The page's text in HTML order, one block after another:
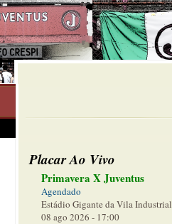
Placar Ao Vivo
Primavera X Juventus
Agendado
Estádio Gigante da Vila Industrial
08 ago 2026 - 17:00